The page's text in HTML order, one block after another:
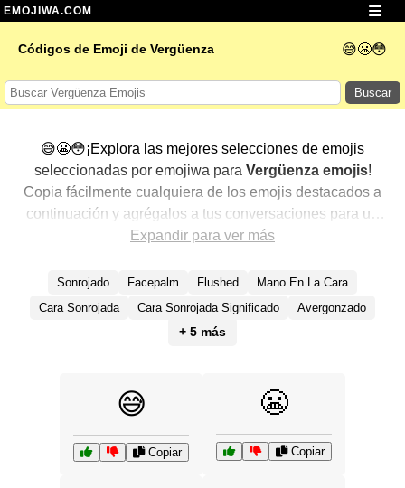
EMOJIWA.COM
Códigos de Emoji de Vergüenza 😅😬😳
Buscar
😅😬😳¡Explora las mejores selecciones de emojis
seleccionadas por emojiwa para Vergüenza emojis!
Copia fácilmente cualquiera de los emojis destacados a
continuación y agrégalos a tus conversaciones para un
toque personalizado. Hemos seleccionado una variedad
populares. ¿Buscas más? Explora otras categorías para
descubrir aún más formas de expresar
Vergüenza con
Expandir para ver más
Sonrojado Facepalm Flushed
Mano En La Cara
Cara Sonrojada
Cara Sonrojada Significado Avergonzado
+ 5 más
😅
Copiar
😬
Copiar